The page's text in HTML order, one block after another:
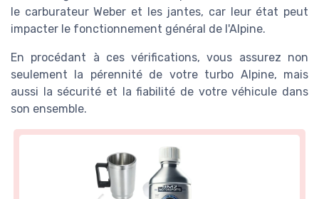
le carburateur Weber et les jantes, car leur état peut
impacter le fonctionnement général de l'Alpine.
En procédant à ces vérifications, vous assurez non
seulement la pérennité de votre turbo Alpine, mais
aussi la sécurité et la fiabilité de votre véhicule dans
son ensemble.